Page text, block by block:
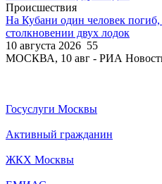
Происшествия
На Кубани один человек погиб,
столкновении двух лодок
10 августа 2026 55
МОСКВА, 10 авг - РИА
Госуслуги Москвы
Активный гражданин
ЖКХ Москвы